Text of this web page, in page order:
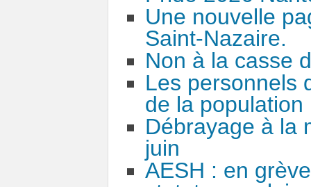
Une nouvelle
Saint-Nazaire.
Non à la casse
Les personnels
de la population
Débrayage à la
juin
AESH : en